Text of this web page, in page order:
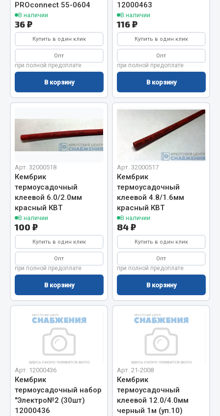
Пружины
Хомуты
Показать ещё
Соединительные элементы
Адаптеры и переходники
Тройники
Угольники
Фитинги
Штуцеры
Весь раздел
Инструмент
Автомобильный инструмент
Измерительный инструмент
Режущий инструмент
Силовое оборудование
Слесарный инструмент
Столярный инструмент
Показать ещё
Весь раздел
PROconnect 55-0604
В наличии
36 ₽
Купить в один клик
Опт
при полной предоплате
В корзину
12000463
В наличии
116 ₽
Купить в один клик
Опт
при полной предоплате
В корзину
Арт. 32000518
Кембрик
термоусадочный
клеевой 6.0/2.0мм
красный КВТ
В наличии
100 ₽
Купить в один клик
Опт
при полной предоплате
В корзину
Арт. 32000517
Кембрик
термоусадочный
клеевой 4.8/1.6мм
красный КВТ
В наличии
84 ₽
Купить в один клик
Опт
при полной предоплате
В корзину
Арт. 12000436
Кембрик
термоусадочный набор
"Электро№2 (30шт)
12000436
Арт. 21-2008
Кембрик
термоусадочный
клеевой 12.0/4.0мм
черный 1м (уп.10)